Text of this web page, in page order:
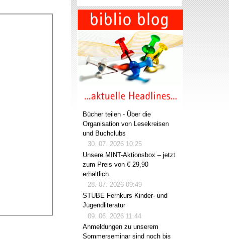
Bücher teilen - Über die
Organisation von Lesekreisen
und Buchclubs
30. 07. 2026 10:25
Unsere MINT-Aktionsbox – jetzt
zum Preis von € 29,90
erhältlich.
28. 07. 2026 09:49
STUBE Fernkurs Kinder- und
Jugendliteratur
09. 06. 2026 11:44
Anmeldungen zu unserem
Sommerseminar sind noch bis